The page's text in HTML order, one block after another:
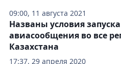
09:00, 11 августа 2021
17:37, 29 апреля 2020
Названы условия запуска
авиасообщения во все
Казахстана